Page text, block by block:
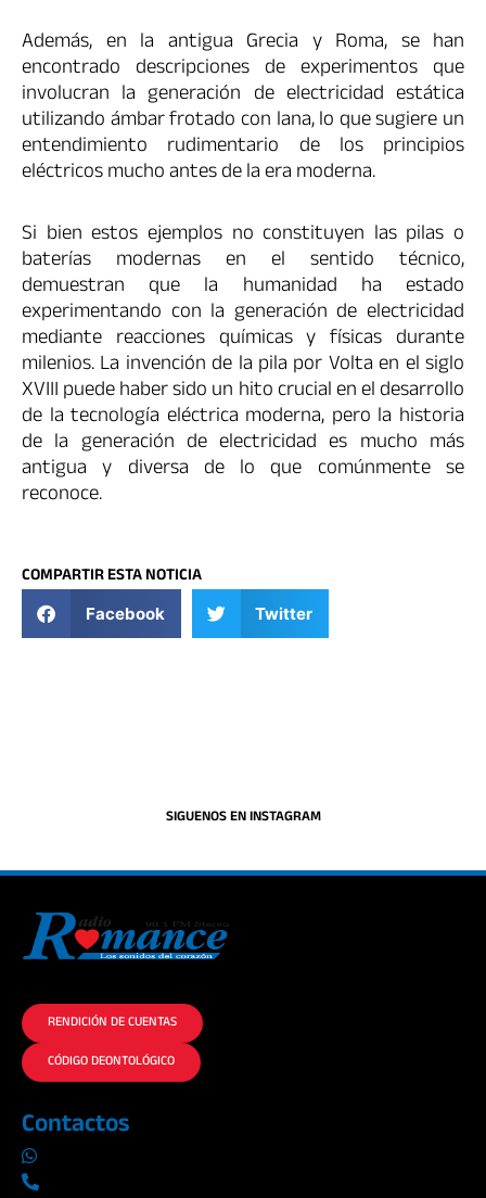
Además, en la antigua Grecia y Roma, se han
encontrado descripciones de experimentos que
involucran la generación de electricidad estática
utilizando ámbar frotado con lana, lo que sugiere un
entendimiento rudimentario de los principios
eléctricos mucho antes de la era moderna.
Si bien estos ejemplos no constituyen las pilas o
baterías modernas en el sentido técnico,
demuestran que la humanidad ha estado
experimentando con la generación de electricidad
mediante reacciones químicas y físicas durante
milenios. La invención de la pila por Volta en el siglo
XVIII puede haber sido un hito crucial en el desarrollo
de la tecnología eléctrica moderna, pero la historia
de la generación de electricidad es mucho más
antigua y diversa de lo que comúnmente se
reconoce.
COMPARTIR ESTA NOTICIA
Facebook Twitter
SIGUENOS EN INSTAGRAM
RENDICIÓN DE CUENTAS
CÓDIGO DEONTOLÓGICO
Contactos